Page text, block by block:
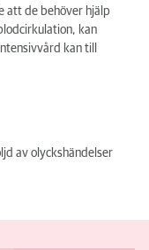
att de behöver hjälp
kan
kan till
av olyckshändelser